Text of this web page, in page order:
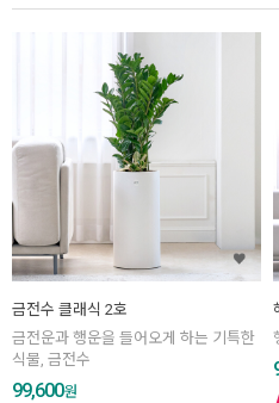
금전수 클래식 2호
금전운과 행운을 들어오게 하는 기특한
식물, 금전수
99,600원